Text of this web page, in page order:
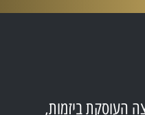
העוסקת ביזמות,